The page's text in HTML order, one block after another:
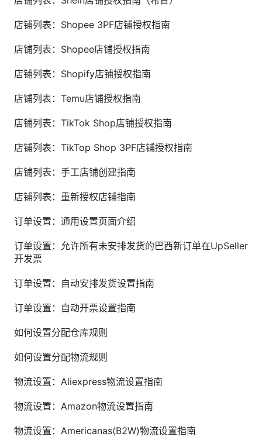
店铺列表：Shopee 3PF店铺授权指南
店铺列表：Shopee店铺授权指南
店铺列表：Shopify店铺授权指南
店铺列表：Temu店铺授权指南
店铺列表：TikTok Shop店铺授权指南
店铺列表：TikTop Shop 3PF店铺授权指南
店铺列表：手工店铺创建指南
店铺列表：重新授权店铺指南
订单设置：通用设置页面介绍
订单设置：允许所有未安排发货的巴西新订单在UpSeller
开发票
订单设置：自动安排发货设置指南
订单设置：自动开票设置指南
如何设置分配仓库规则
如何设置分配物流规则
物流设置：Aliexpress物流设置指南
物流设置：Amazon物流设置指南
物流设置：Americanas(B2W)物流设置指南